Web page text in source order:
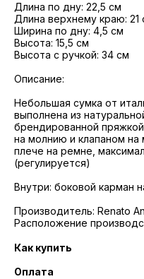
Длина по дну: 22,5 см
Длина верхнему краю: 21
Ширина по дну: 4,5 см
Высота: 15,5 см
Высота с ручкой: 34 см
Описание:
Небольшая сумка от
выполнена из
брендированной
на молнию и клапаном на
плече на ремне,
(регулируется)
Внутри: боковой карман
Производитель: Renato
Расположение
Как купить
Оплата